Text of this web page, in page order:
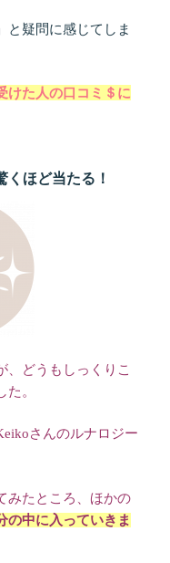
と疑問に感じてしま
けた人の口コミ＄に
ほど当たる！
、どうもしっくりこ
。
さんのルナロジー
みたところ、ほかの
の中に入っていきま